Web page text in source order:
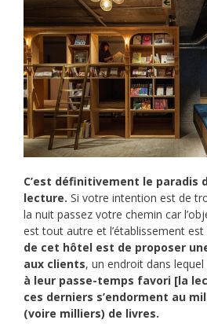
C’est définitivement le paradis
lecture. Si votre intention est de
la nuit passez votre chemin car
est tout autre et l’établissement est
de cet hôtel est de proposer
aux clients, un endroit dans
à leur passe-temps favori [la
ces derniers s’endorment au
(voire milliers) de livres.